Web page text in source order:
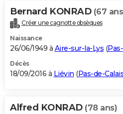
Bernard KONRAD (67
Créer une cagnotte obsèques
Naissance
26/06/1949 à Aire-sur-la-Lys (
Décès
18/09/2016 à Liévin (Pas-de-
Alfred KONRAD (78 ans)